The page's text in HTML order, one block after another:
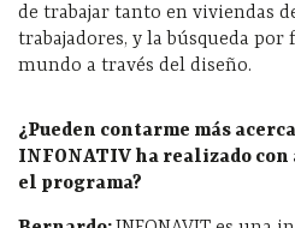
de trabajar tanto en viviendas
trabajadores, y la búsqueda
mundo a través del diseño.
¿Pueden contarme más
INFONATIV ha realizado
el programa?